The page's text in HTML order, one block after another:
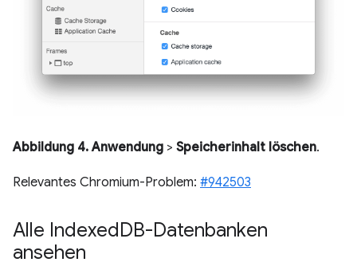
Abbildung 4. Anwendung > Speicherinhalt löschen.
Relevantes Chromium-Problem: #942503
Alle IndexedDB-Datenbanken
ansehen